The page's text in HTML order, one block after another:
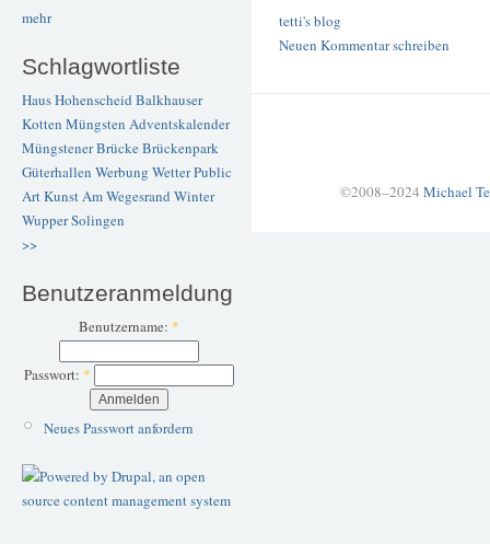
mehr
Schlagwortliste
Haus Hohenscheid Balkhauser
Kotten Müngsten Adventskalender
Müngstener BrückeBrückenpark
Güterhallen Werbung WetterPublic
ArtKunstAm Wegesrand Winter
WupperSolingen
>>
Benutzeranmeldung
Benutzername: *
Passwort: *
Neues Passwort anfordern
tetti's blog
Neuen Kommentar schreiben
©2008–2024 Michael